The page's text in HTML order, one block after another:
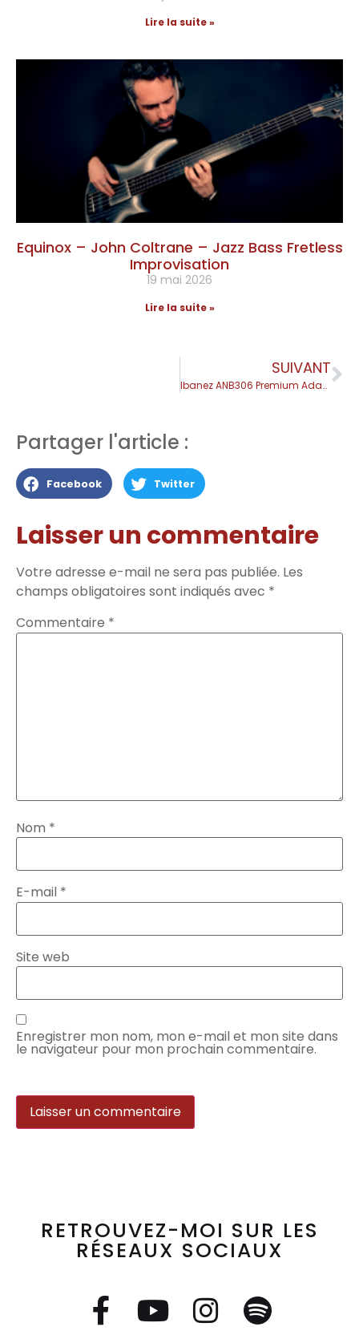
Lire la suite »
Equinox – John Coltrane – Jazz Bass Fretless
Improvisation
19 mai 2026
Lire la suite »
SUIVANT
Ibanez ANB306 Premium Adam Nitti – Test Complet
Partager l'article :
Facebook Twitter
Laisser un commentaire
Votre adresse e-mail ne sera pas publiée. Les
champs obligatoires sont indiqués avec *
Commentaire *
Nom *
E-mail *
Site web
Enregistrer mon nom, mon e-mail et mon site dans
le navigateur pour mon prochain commentaire.
RETROUVEZ-MOI SUR LES
RÉSEAUX SOCIAUX